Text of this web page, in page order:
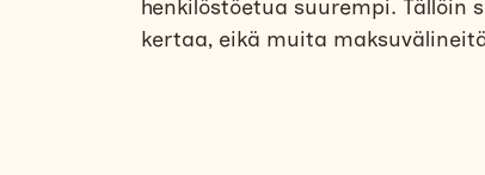
henkilöstöetua suurempi. Tällöin
kertaa, eikä muita